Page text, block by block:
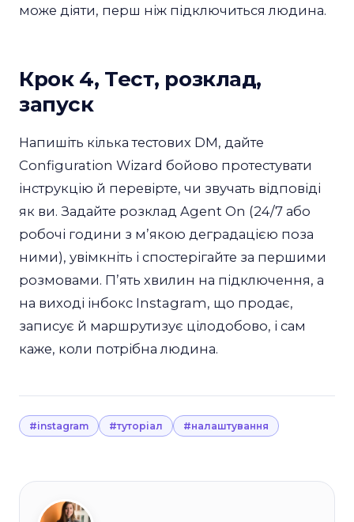
може діяти, перш ніж підключиться людина.
Крок 4, Тест, розклад,
запуск
Напишіть кілька тестових DM, дайте
Configuration Wizard бойово протестувати
інструкцію й перевірте, чи звучать відповіді
як ви. Задайте розклад Agent On (24/7 або
робочі години з мʼякою деградацією поза
ними), увімкніть і спостерігайте за першими
розмовами. Пʼять хвилин на підключення, а
на виході інбокс Instagram, що продає,
записує й маршрутизує цілодобово, і сам
каже, коли потрібна людина.
#instagram #туторіал #налаштування